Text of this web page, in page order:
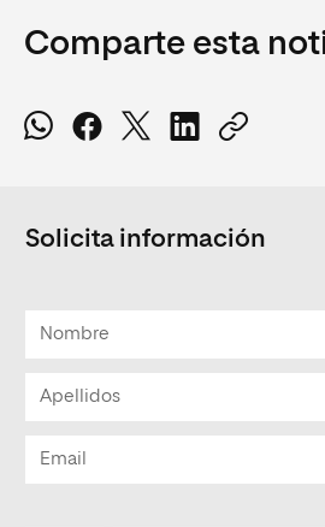
Comparte esta
Solicita información